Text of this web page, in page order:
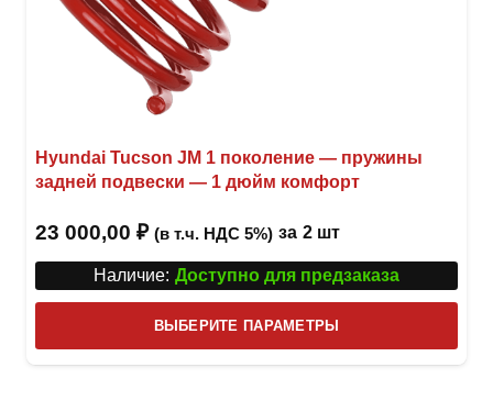
Hyundai Tucson JM 1 поколение — пружины
задней подвески — 1 дюйм комфорт
23 000,00 ₽ (в т.ч. НДС 5%) за 2 шт
Наличие: Доступно для предзаказа
ВЫБЕРИТЕ ПАРАМЕТРЫ
товар